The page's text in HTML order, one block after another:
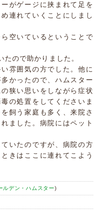
がゲージに挟まれて足を
連れていくことにしまし
空いているということで
ので助かりました。
雰囲気の方でした。他に
かったので、ハムスター
狭い思いをしながら症状
の処置をしてくださいま
飼う家庭も多く、来院さ
ました。病院にはペット
いたのですが、病院の方
きはここに連れてこよう
ルデン・ハムスター)